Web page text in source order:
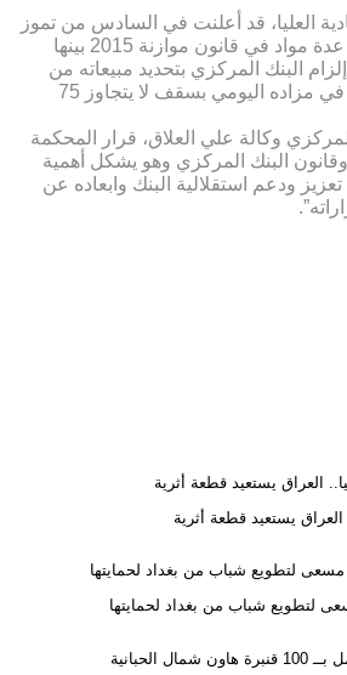
العليا، قد أعلنت في السادس من تموز
الماضي، عدم دستورية عدة مواد في قانون موازنة 2015 بينها
بـ”إلزام البنك المركزي بتحديد مبيعاته من
العملة الصعبة (الدولار) في مزاده اليومي بسقف لا يتجاوز 75
وكالة علي العلاق، قرار المحكمة
البنك المركزي وهو يشكل أهمية
ودعم استقلالية البنك وابعاده عن
يستعيد قطعة أثرية
لتطويع شباب من بغداد لحمايتها